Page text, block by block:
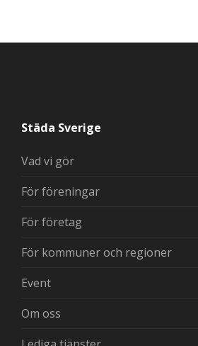
Städa Sverige
Vad vi gör
För föreningar
För företag
För kommuner och regioner
Event
Om oss